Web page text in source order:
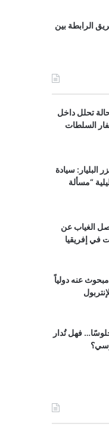
الرابطة بين
تحلل داخل
السلطات
البليار: سيادة
“مسألة
الغياب عن
عنه دولياً
فهل تُدار